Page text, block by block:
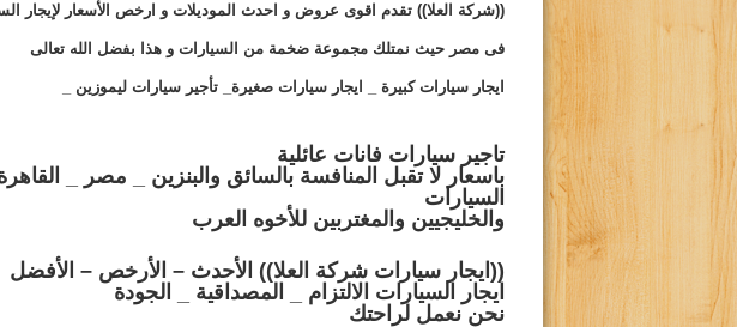
((شركة العلا))تقدم اقوى عروض و احدث الموديلات و ارخص الأسعارلإيجار
فى مصر حيث نمتلك مجموعة ضخمة من السيارات و هذا بفضل الله تعالى
ايجار سياراتكبيرة _ ايجار سيارات صغيرة_ تأجير سيارات ليموزين _
تاجير سيارات فانات عائلية
باسعار لا تقبل المنافسةبالسائق والبنزين _ مصر _
السيارات
والخليجيين والمغتربين للأخوه العرب
((ايجار سيارات شركة العلا)) الأحدث – الأرخص – الأفضل
ايجار
السيارات الالتزام _ المصداقية _ الجودة
نحن نعمل لراحتك